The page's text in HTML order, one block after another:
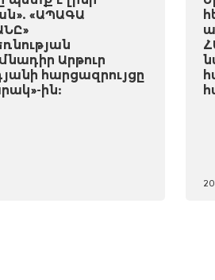
«ԱՊԱԳԱ
Արթուր
հարցազրույցը
ին: